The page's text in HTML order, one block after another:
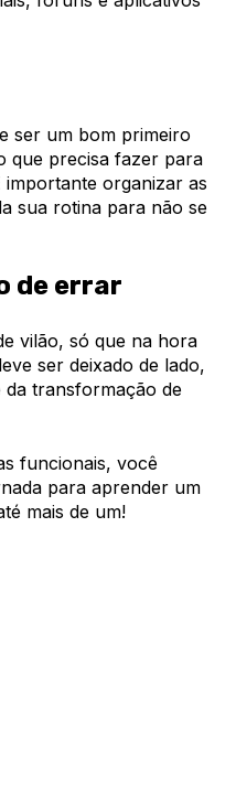
ser um bom primeiro
que precisa fazer para
organizar as
sua rotina para não se
de errar
vilão, só que na hora
ser deixado de lado,
da transformação de
funcionais, você
para aprender um
mais de um!